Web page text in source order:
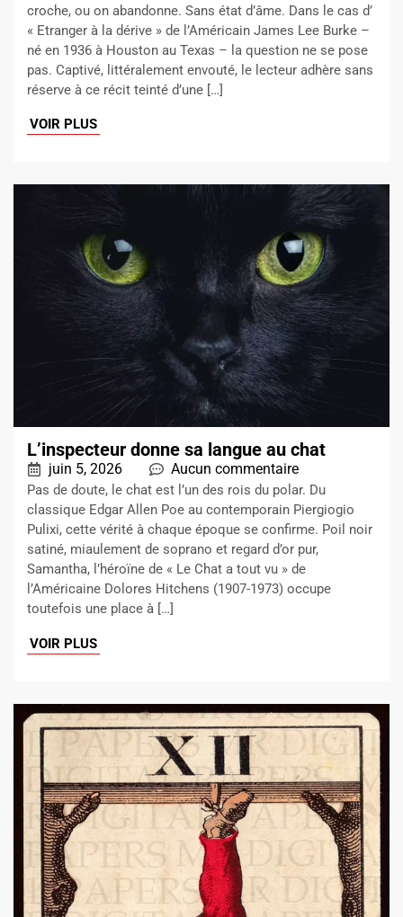
croche, ou on abandonne. Sans état d’âme. Dans le cas d’
« Etranger à la dérive » de l’Américain James Lee Burke –
né en 1936 à Houston au Texas – la question ne se pose
pas. Captivé, littéralement envouté, le lecteur adhère sans
réserve à ce récit teinté d’une […]
VOIR PLUS
L’inspecteur donne sa langue au chat
juin 5, 2026 Aucun commentaire
Pas de doute, le chat est l’un des rois du polar. Du
classique Edgar Allen Poe au contemporain Piergiogio
Pulixi, cette vérité à chaque époque se confirme. Poil noir
satiné, miaulement de soprano et regard d’or pur,
Samantha, l’héroïne de « Le Chat a tout vu » de
l’Américaine Dolores Hitchens (1907-1973) occupe
toutefois une place à […]
VOIR PLUS